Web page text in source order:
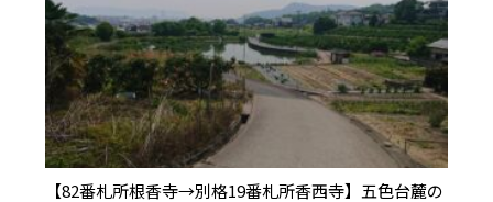
【82番札所根香寺→別格19番札所香西寺】五色台麓の